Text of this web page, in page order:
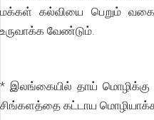
மக்கள் கல்வியை பெறும்
உருவாக்க வேண்டும்.
* இலங்கையில் தாய் மொழிக்கு
சிங்களத்தை கட்டாய